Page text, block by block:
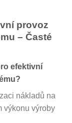
provoz
– Časté
efektivní
nákladů na
výkonu výroby